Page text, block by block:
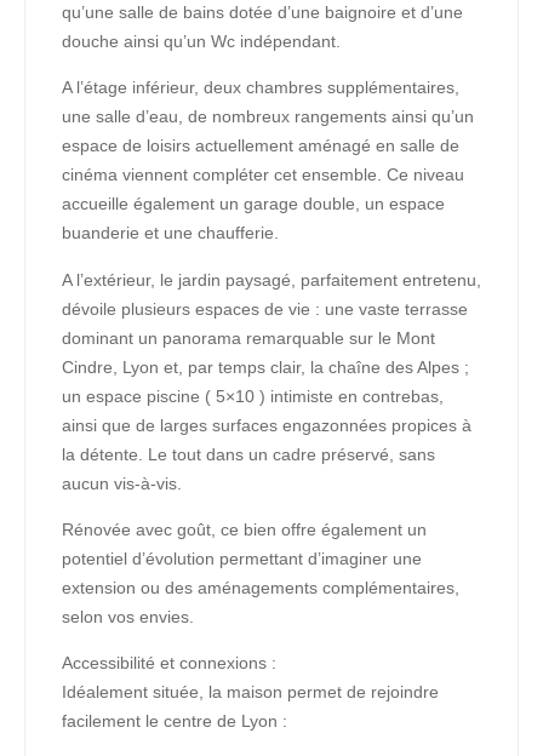
qu’une salle de bains dotée d’une baignoire et d’une
douche ainsi qu’un Wc indépendant.
A l’étage inférieur, deux chambres supplémentaires,
une salle d’eau, de nombreux rangements ainsi qu’un
espace de loisirs actuellement aménagé en salle de
cinéma viennent compléter cet ensemble. Ce niveau
accueille également un garage double, un espace
buanderie et une chaufferie.
A l’extérieur, le jardin paysagé, parfaitement entretenu,
dévoile plusieurs espaces de vie : une vaste terrasse
dominant un panorama remarquable sur le Mont
Cindre, Lyon et, par temps clair, la chaîne des Alpes ;
un espace piscine ( 5×10 ) intimiste en contrebas,
ainsi que de larges surfaces engazonnées propices à
la détente. Le tout dans un cadre préservé, sans
aucun vis-à-vis.
Rénovée avec goût, ce bien offre également un
potentiel d’évolution permettant d’imaginer une
extension ou des aménagements complémentaires,
selon vos envies.
Accessibilité et connexions :
Idéalement située, la maison permet de rejoindre
facilement le centre de Lyon :